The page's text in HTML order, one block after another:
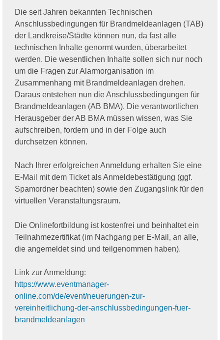
Die seit Jahren bekannten Technischen
Anschlussbedingungen für Brandmeldeanlagen (TAB)
der Landkreise/Städte können nun, da fast alle
technischen Inhalte genormt wurden, überarbeitet
werden. Die wesentlichen Inhalte sollen sich nur noch
um die Fragen zur Alarmorganisation im
Zusammenhang mit Brandmeldeanlagen drehen.
Daraus entstehen nun die Anschlussbedingungen für
Brandmeldeanlagen (AB BMA). Die verantwortlichen
Herausgeber der AB BMA müssen wissen, was Sie
aufschreiben, fordern und in der Folge auch
durchsetzen können.
Nach Ihrer erfolgreichen Anmeldung erhalten Sie eine
E-Mail mit dem Ticket als Anmeldebestätigung (ggf.
Spamordner beachten) sowie den Zugangslink für den
virtuellen Veranstaltungsraum.
Die Onlinefortbildung ist kostenfrei und beinhaltet ein
Teilnahmezertifikat (im Nachgang per E-Mail, an alle,
die angemeldet sind und teilgenommen haben).
Link zur Anmeldung:
https://www.eventmanager-
online.com/de/event/neuerungen-zur-
vereinheitlichung-der-anschlussbedingungen-fuer-
brandmeldeanlagen